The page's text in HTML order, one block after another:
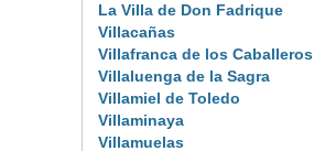
La Villa de Don Fadrique
Villacañas
Villafranca de los Caballeros
Villaluenga de la Sagra
Villamiel de Toledo
Villaminaya
Villamuelas